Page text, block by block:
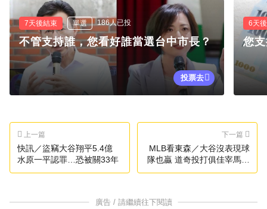
7天後結束 單選 186人已投
不管支持誰，您看好誰當選台中市長？
投票去
6天
您
上一篇
快訊／盜竊大谷翔平5.4億
水原一平認罪…恐被關33年
下一篇
MLB看東森／大谷沒表現球
隊也贏 道奇投打俱佳宰馬林
魚
廣告 / 請繼續往下閱讀